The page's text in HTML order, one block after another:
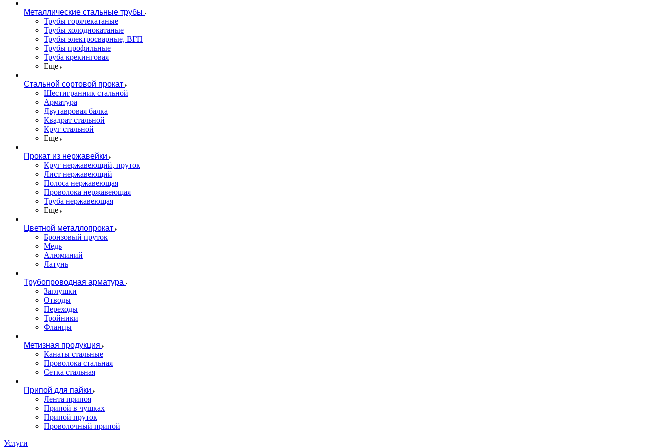
Металлические стальные трубы
Трубы горячекатаные
Трубы холоднокатаные
Трубы электросварные, ВГП
Трубы профильные
Труба крекинговая
Еще
Стальной сортовой прокат
Шестигранник стальной
Арматура
Двутавровая балка
Квадрат стальной
Круг стальной
Еще
Прокат из нержавейки
Круг нержавеющий, пруток
Лист нержавеющий
Полоса нержавеющая
Проволока нержавеющая
Труба нержавеющая
Еще
Цветной металлопрокат
Бронзовый пруток
Медь
Алюминий
Латунь
Трубопроводная арматура
Заглушки
Отводы
Переходы
Тройники
Фланцы
Метизная продукция
Канаты стальные
Проволока стальная
Сетка стальная
Припой для пайки
Лента припоя
Припой в чушках
Припой пруток
Проволочный припой
Услуги